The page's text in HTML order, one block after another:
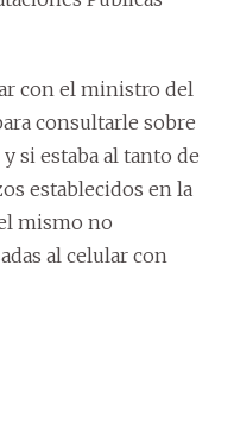
con el ministro del
consultarle sobre
si estaba al tanto de
establecidos en la
mismo no
al celular con